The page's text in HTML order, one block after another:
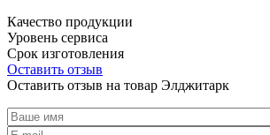
Качество продукции
Уровень сервиса
Срок изготовления
Оставить отзыв
Оставить отзыв на товар Элджитарк